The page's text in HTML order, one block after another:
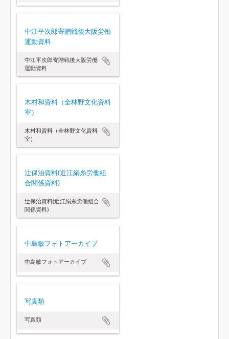
中江平次郎寄贈戦後大阪労働
運動資料
中江平次郎寄贈戦後大阪労働
運動資料
木村和資料（全林野文化資料
室）
木村和資料（全林野文化資料
室）
辻保治資料(近江絹糸労働組
合関係資料)
辻保治資料(近江絹糸労働組合
関係資料)
中島敏フォトアーカイブ
中島敏フォトアーカイブ
写真類
写真類